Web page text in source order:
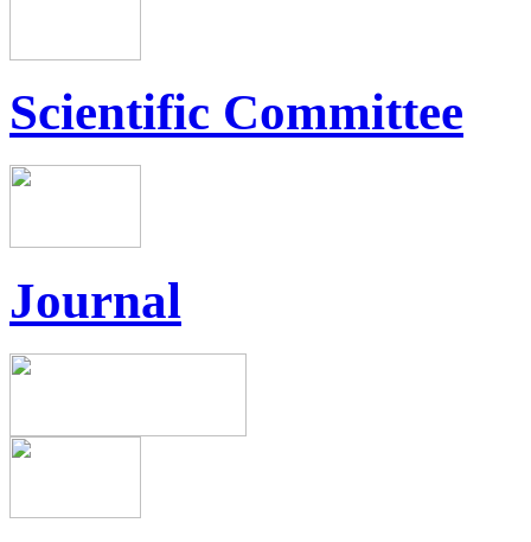
Scientific Committee
Journal